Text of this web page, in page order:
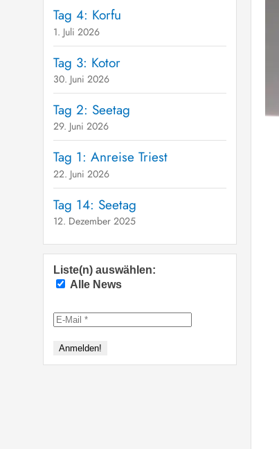
Tag 4: Korfu
1. Juli 2026
Tag 3: Kotor
30. Juni 2026
Tag 2: Seetag
29. Juni 2026
Tag 1: Anreise Triest
22. Juni 2026
Tag 14: Seetag
12. Dezember 2025
Liste(n) auswählen:
Alle News